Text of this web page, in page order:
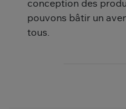
conception des
pouvons bâtir un
tous.